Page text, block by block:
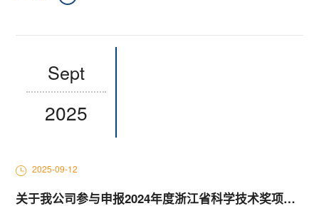
Sept
2025
2025-09-12
关于我公司参与申报2024年度浙江省科学技术奖项目的公示